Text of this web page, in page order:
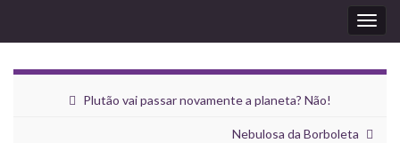
Plutão vai passar novamente a planeta? Não!
Nebulosa da Borboleta